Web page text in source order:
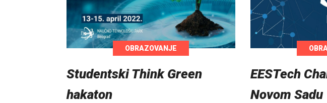
OBRAZOVANJE
Studentski Think Green
hakaton
EESTech
Novom Sadu